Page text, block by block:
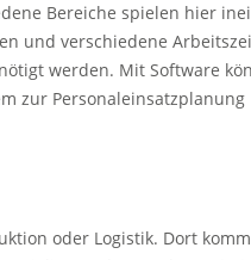
Bereiche spielen hier
verschiedene
werden. Mit
oder Logistik. Dort